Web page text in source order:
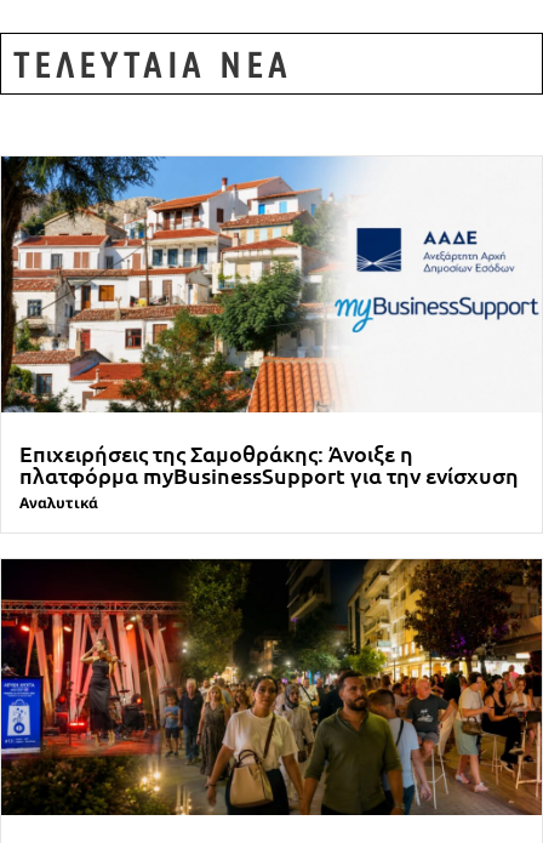
ΤΕΛΕΥΤΑΙΑ ΝΕΑ
Επιχειρήσεις της Σαμοθράκης: Άνοιξε η
πλατφόρμα myBusinessSupport για την ενίσχυση
Αναλυτικά